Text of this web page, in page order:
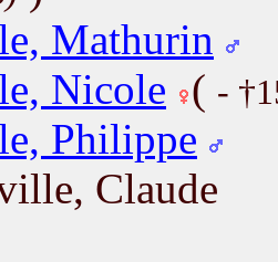
Mathurin
Nicole ( -
Philippe
Claude